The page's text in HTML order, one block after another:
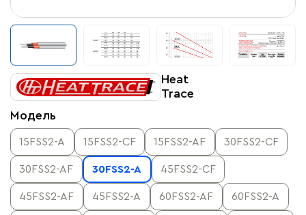
Heat
Trace
Модель
15FSS2-A 15FSS2-CF 15FSS2-AF 30FSS2-CF
30FSS2-AF 30FSS2-A 45FSS2-CF
45FSS2-AF 45FSS2-A 60FSS2-AF 60FSS2-A